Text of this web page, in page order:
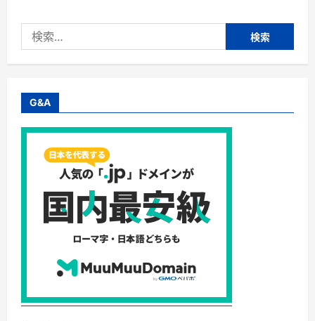
ビ
ア
ビ
ス
式
社・
他
社
比
大
30％
Ｏ
Ｆ
に
い
て
ら
に
索:
G&A